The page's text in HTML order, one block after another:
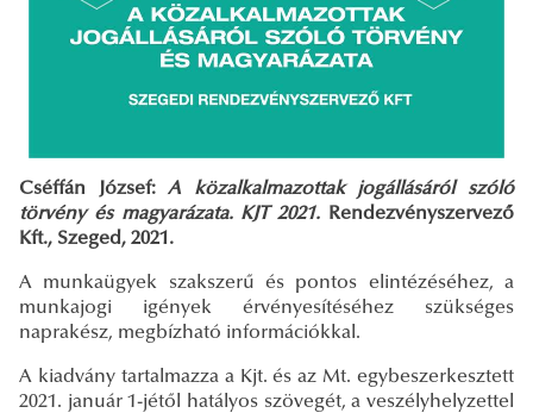
Cséffán József:A közalkalmazottak jogállásáról szóló
törvény és magyarázata. KJT 2021. Rendezvényszervező
Kft., Szeged, 2021.
A munkaügyek szakszerű és pontos elintézéséhez, a
munkajogi igények érvényesítéséhez szükséges
naprakész, megbízható információkkal.
A kiadvány tartalmazza a Kjt. és az Mt. egybeszerkesztett
2021. január 1-jétől hatályos szövegét, a veszélyhelyzettel